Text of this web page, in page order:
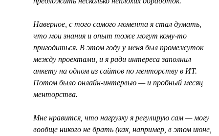
Наверное, с того самого момента я стал думать,
что мои знания и опыт тоже могут кому-то
пригодиться. В этом году у меня был промежуток
между проектами, и я ради интереса заполнил
анкету на одном из сайтов по менторству в ИТ.
Потом было онлайн-интервью — и пробный месяц
менторства.
Мне нравится, что нагрузку я регулирую сам — могу
вообще никого не брать (как, например, в этом июне,